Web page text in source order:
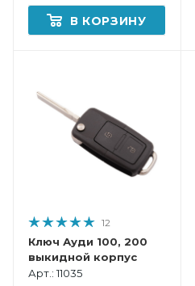
В КОРЗИНУ
12
Ключ Ауди 100, 200
выкидной корпус
Арт.: 11035